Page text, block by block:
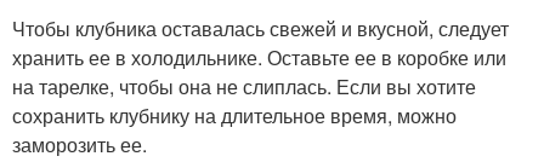
Чтобы клубника оставалась свежей и вкусной, следует
хранить ее в холодильнике. Оставьте ее в коробке или
на тарелке, чтобы она не слиплась. Если вы хотите
сохранить клубнику на длительное время, можно
заморозить ее.